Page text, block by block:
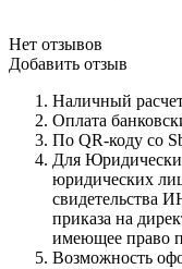
Нет отзывов
Добавить отзыв
Наличный
Оплата
По QR-коду со
Для
юридических
свидетельства
приказа на
имеющее право
Возможность